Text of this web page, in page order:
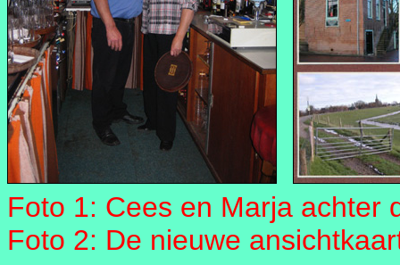
Foto 1: Cees en Marja achter
Foto 2: De nieuwe